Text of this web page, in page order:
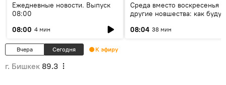
Ежедневные новости. Выпуск
08:00
08:00 4 мин
Среда вместо воскресенья и
другие новшества: как будут
08:04 38 мин
Вчера Сегодня К эфиру
г. Бишкек 89.3